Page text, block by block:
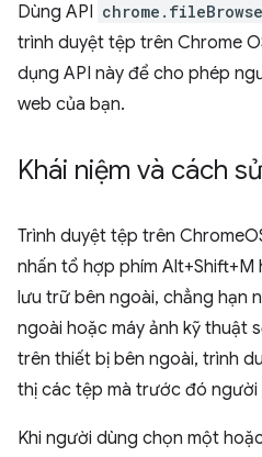
Dùng API
trình duyệt tệp trên Chrome
dụng API này để cho phép
web của bạn.
Khái niệm và cách
Trình duyệt tệp trên
nhấn tổ hợp phím
lưu trữ bên ngoài, chẳng hạn
ngoài hoặc máy ảnh kỹ thuật
trên thiết bị bên ngoài, trình
thị các tệp mà trước đó
Khi người dùng chọn một